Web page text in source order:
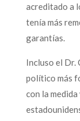
acreditado a
tenía más
garantías.
Incluso el Dr.
político más
con la